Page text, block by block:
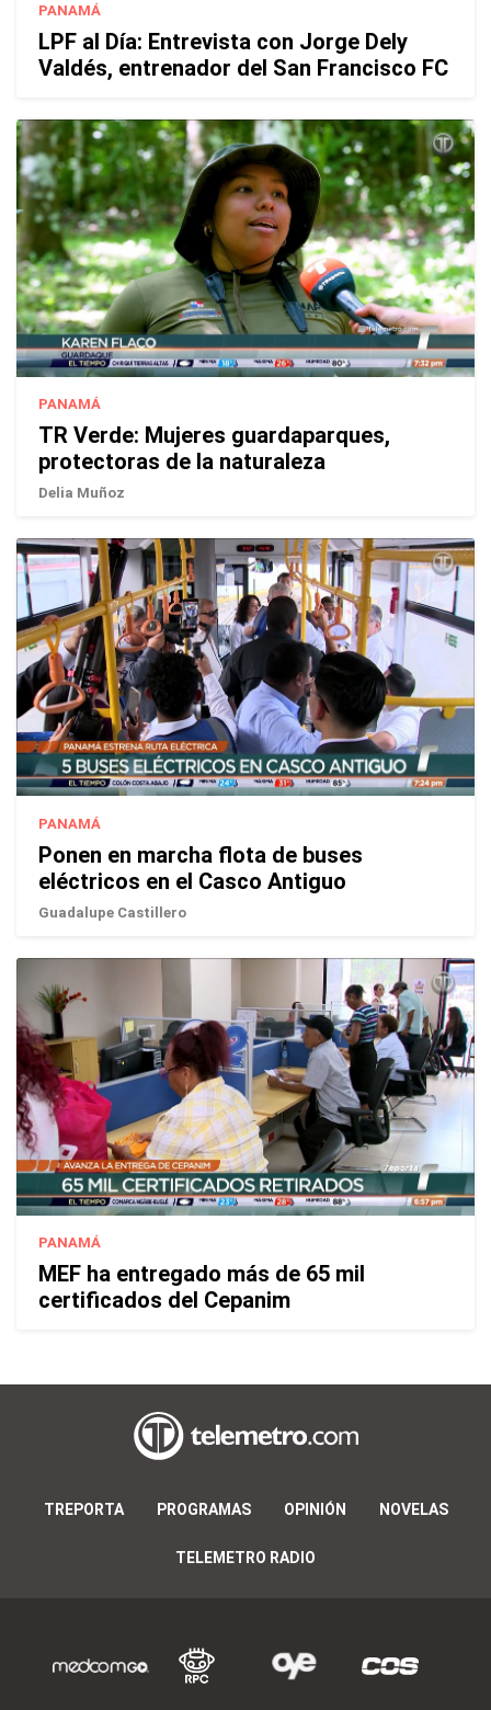
PANAMÁ
LPF al Día: Entrevista con Jorge Dely
Valdés, entrenador del San Francisco FC
PANAMÁ
TR Verde: Mujeres guardaparques,
protectoras de la naturaleza
Delia Muñoz
PANAMÁ
Ponen en marcha flota de buses
eléctricos en el Casco Antiguo
Guadalupe Castillero
PANAMÁ
MEF ha entregado más de 65 mil
certificados del Cepanim
TREPORTA PROGRAMAS OPINIÓN NOVELAS
TELEMETRO RADIO